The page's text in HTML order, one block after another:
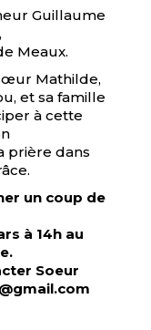
Guillaume
Meaux.
Mathilde,
et sa famille
à cette
prière dans
un coup de
à 14h au
Soeur